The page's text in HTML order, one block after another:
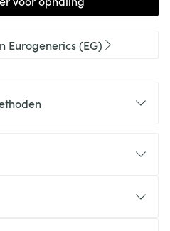
Eurogenerics (EG)